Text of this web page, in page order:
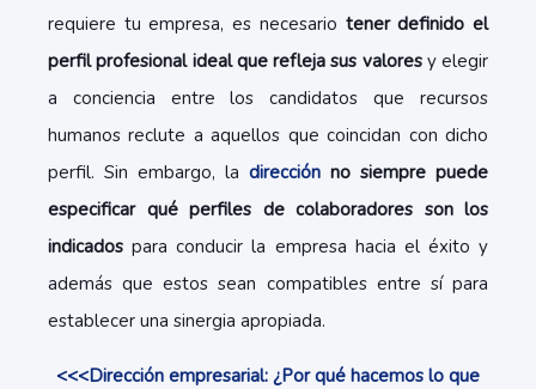
requiere tu empresa, es necesario tener definido el
perfil profesional ideal que refleja sus valores y elegir
a conciencia entre los candidatos que recursos
humanos reclute a aquellos que coincidan con dicho
perfil. Sin embargo, la dirección no siempre puede
especificar qué perfiles de colaboradores son los
indicados para conducir la empresa hacia el éxito y
además que estos sean compatibles entre sí para
establecer una sinergia apropiada.
<<<Dirección empresarial: ¿Por qué hacemos lo que